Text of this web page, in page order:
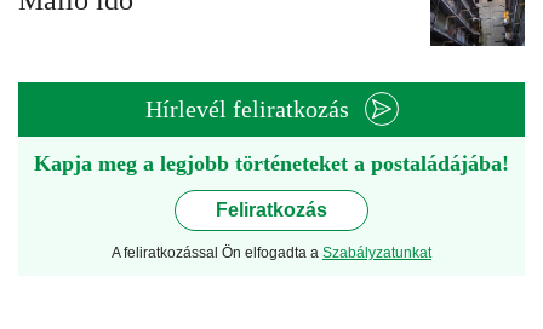
Hírlevél feliratkozás
Kapja meg a legjobb történeteket a postaládájába!
Feliratkozás
A feliratkozással Ön elfogadta a Szabályzatunkat